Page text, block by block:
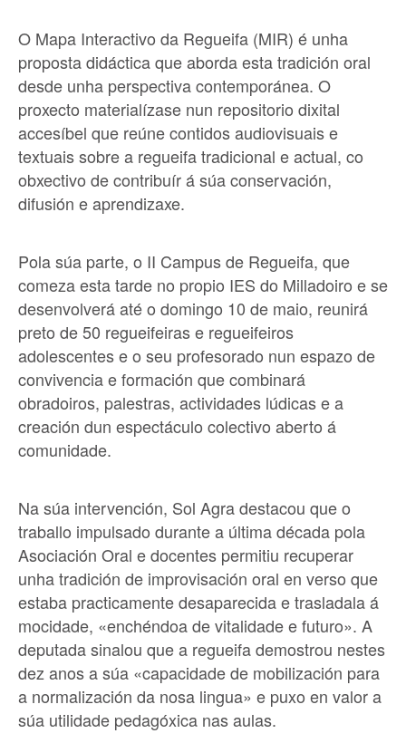
O Mapa Interactivo da Regueifa (MIR) é unha
proposta didáctica que aborda esta tradición oral
desde unha perspectiva contemporánea. O
proxecto materialízase nun repositorio dixital
accesíbel que reúne contidos audiovisuais e
textuais sobre a regueifa tradicional e actual, co
obxectivo de contribuír á súa conservación,
difusión e aprendizaxe.
Pola súa parte, o II Campus de Regueifa, que
comeza esta tarde no propio IES do Milladoiro e se
desenvolverá até o domingo 10 de maio, reunirá
preto de 50 regueifeiras e regueifeiros
adolescentes e o seu profesorado nun espazo de
convivencia e formación que combinará
obradoiros, palestras, actividades lúdicas e a
creación dun espectáculo colectivo aberto á
comunidade.
Na súa intervención, Sol Agra destacou que o
traballo impulsado durante a última década pola
Asociación Oral e docentes permitiu recuperar
unha tradición de improvisación oral en verso que
estaba practicamente desaparecida e trasladala á
mocidade, «enchéndoa de vitalidade e futuro». A
deputada sinalou que a regueifa demostrou nestes
dez anos a súa «capacidade de mobilización para
a normalización da nosa lingua» e puxo en valor a
súa utilidade pedagóxica nas aulas.